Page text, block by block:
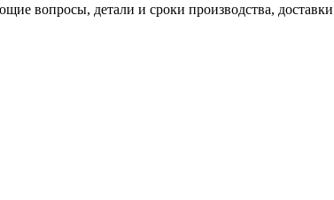
вопросы, детали и сроки производства,